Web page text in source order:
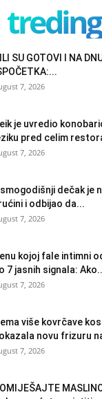
treding
SU GOTOVI I NA
7, 2026
je uvredio
pred celim
7, 2026
dečak je
i odbijao da...
7, 2026
kojoj fale intimni
7 jasnih signala:
7, 2026
više kovrčave
novu frizuru
7, 2026